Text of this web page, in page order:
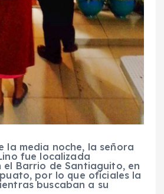
la media noche, la señora
fue localizada
el Barrio de Santiaguito, en
por lo que oficiales la
buscaban a su